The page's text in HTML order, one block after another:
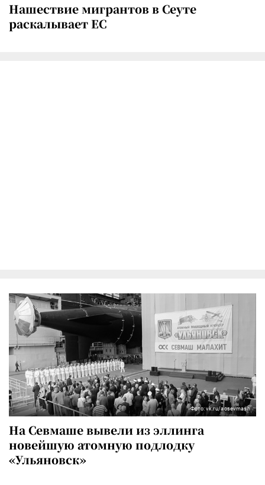
Нашествие мигрантов в Сеуте
раскалывает ЕС
Фото: vk.ru/aosevmash
На Севмаше вывели из эллинга
новейшую атомную подлодку
«Ульяновск»